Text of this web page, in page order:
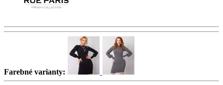
Farebné varianty: